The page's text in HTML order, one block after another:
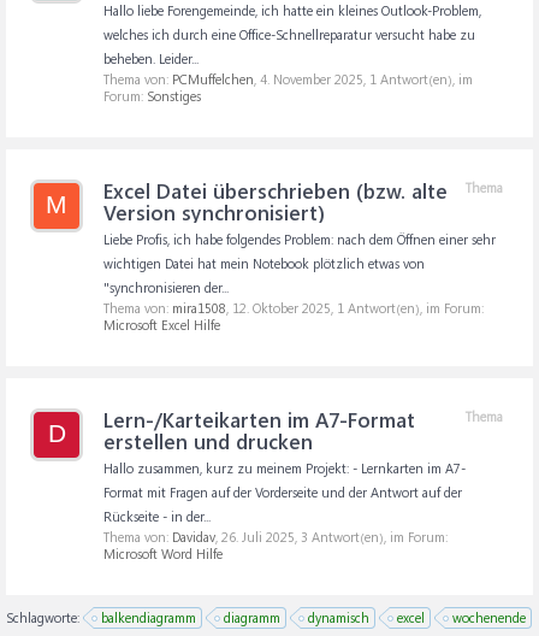
Hallo liebe Forengemeinde, ich hatte ein kleines Outlook-Problem,
welches ich durch eine Office-Schnellreparatur versucht habe zu
beheben. Leider...
Thema von: PCMuffelchen, 4. November 2025, 1 Antwort(en), im
Forum: Sonstiges
M
Thema
Excel Datei überschrieben (bzw. alte
Version synchronisiert)
Liebe Profis, ich habe folgendes Problem: nach dem Öffnen einer sehr
wichtigen Datei hat mein Notebook plötzlich etwas von
"synchronisieren der...
Thema von: mira1508, 12. Oktober 2025, 1 Antwort(en), im Forum:
Microsoft Excel Hilfe
D
Thema
Lern-/Karteikarten im A7-Format
erstellen und drucken
Hallo zusammen, kurz zu meinem Projekt: - Lernkarten im A7-
Format mit Fragen auf der Vorderseite und der Antwort auf der
Rückseite - in der...
Thema von: Davidav, 26. Juli 2025, 3 Antwort(en), im Forum:
Microsoft Word Hilfe
Schlagworte: balkendiagramm diagramm dynamisch excel wochenende